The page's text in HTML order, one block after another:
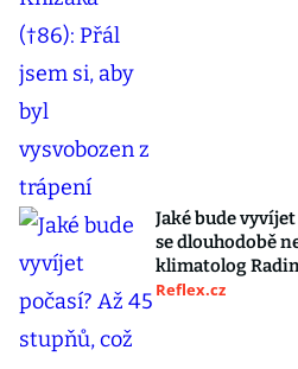
Jaké bude
se dlouhodobě
klimatolog
Reflex.cz